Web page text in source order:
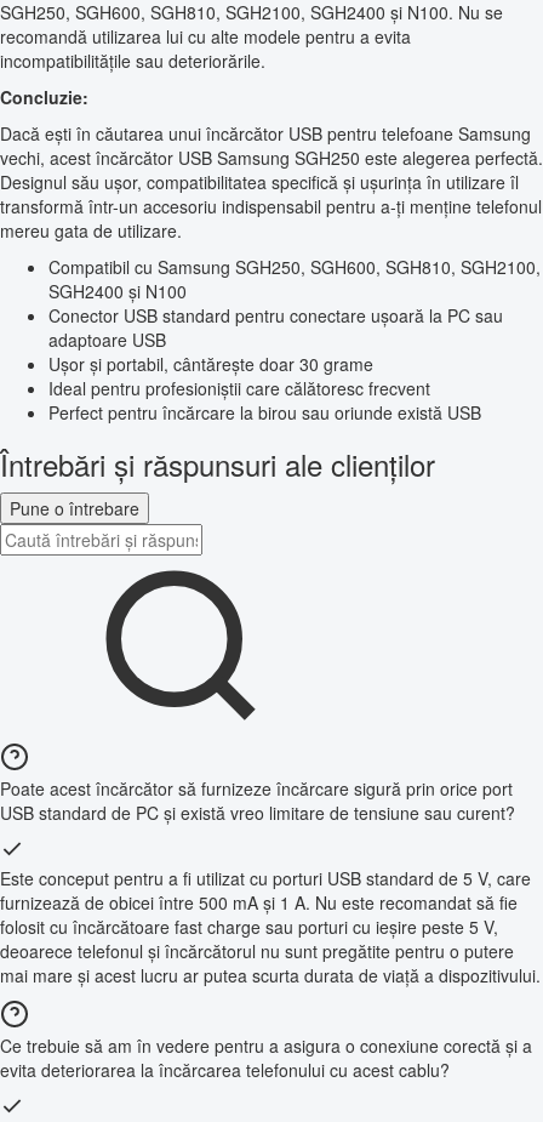
SGH250, SGH600, SGH810, SGH2100, SGH2400 și N100. Nu se
recomandă utilizarea lui cu alte modele pentru a evita
incompatibilitățile sau deteriorările.
Concluzie:
Dacă ești în căutarea unui încărcător USB pentru telefoane Samsung
vechi, acest încărcător USB Samsung SGH250 este alegerea perfectă.
Designul său ușor, compatibilitatea specifică și ușurința în utilizare îl
transformă într-un accesoriu indispensabil pentru a-ți menține telefonul
mereu gata de utilizare.
Compatibil cu Samsung SGH250, SGH600, SGH810, SGH2100,
SGH2400 și N100
Conector USB standard pentru conectare ușoară la PC sau
adaptoare USB
Ușor și portabil, cântărește doar 30 grame
Ideal pentru profesioniștii care călătoresc frecvent
Perfect pentru încărcare la birou sau oriunde există USB
Întrebări și răspunsuri ale clienților
Pune o întrebare
Poate acest încărcător să furnizeze încărcare sigură prin orice port
USB standard de PC și există vreo limitare de tensiune sau curent?
Este conceput pentru a fi utilizat cu porturi USB standard de 5 V, care
furnizează de obicei între 500 mA și 1 A. Nu este recomandat să fie
folosit cu încărcătoare fast charge sau porturi cu ieșire peste 5 V,
deoarece telefonul și încărcătorul nu sunt pregătite pentru o putere
mai mare și acest lucru ar putea scurta durata de viață a dispozitivului.
Ce trebuie să am în vedere pentru a asigura o conexiune corectă și a
evita deteriorarea la încărcarea telefonului cu acest cablu?